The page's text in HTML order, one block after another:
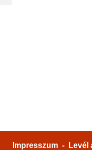
Impresszum -
Levél